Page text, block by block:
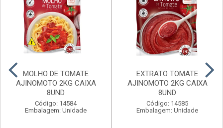
MOLHO DE TOMATE
AJINOMOTO 2KG CAIXA
8UND
Código: 14584
Embalagem: Unidade
EXTRATO TOMATE
AJINOMOTO 2KG CAIXA
8UND
Código: 14585
Embalagem: Unidade